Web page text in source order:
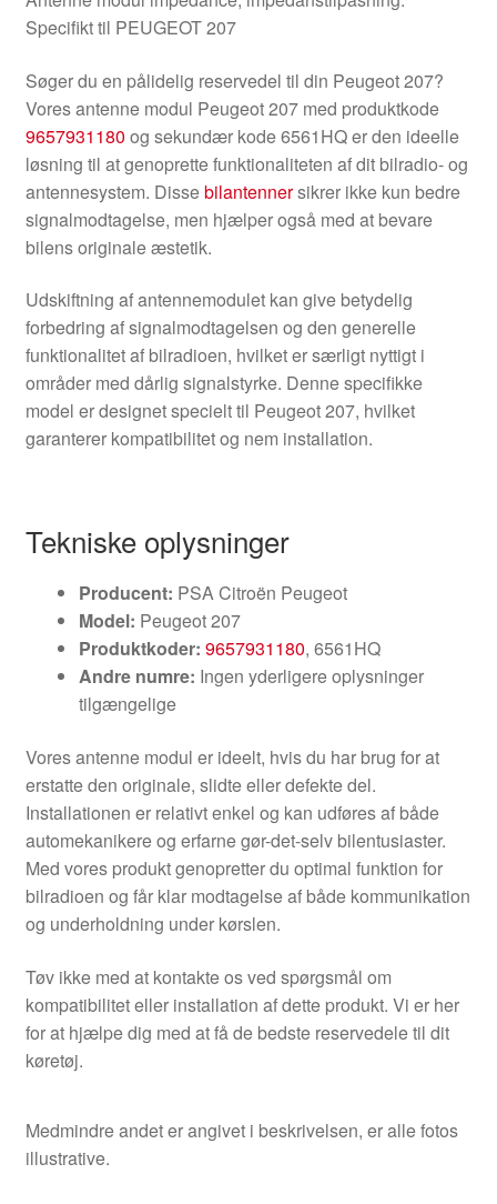
Specifikt til PEUGEOT 207
Søger du en pålidelig reservedel til din Peugeot 207?
Vores antenne modul Peugeot 207 med produktkode
9657931180 og sekundær kode 6561HQ er den ideelle
løsning til at genoprette funktionaliteten af dit bilradio- og
antennesystem. Dissebilantennersikrer ikke kun bedre
signalmodtagelse, men hjælper også med at bevare
bilens originale æstetik.
Udskiftning af antennemodulet kan give betydelig
forbedring af signalmodtagelsen og den generelle
funktionalitet af bilradioen, hvilket er særligt nyttigt i
områder med dårlig signalstyrke. Denne specifikke
model er designet specielt til Peugeot 207, hvilket
garanterer kompatibilitet og nem installation.
Tekniske oplysninger
Producent: PSA Citroën Peugeot
Model: Peugeot 207
Produktkoder: 9657931180, 6561HQ
Andre numre: Ingen yderligere oplysninger
tilgængelige
Vores antenne modul er ideelt, hvis du har brug for at
erstatte den originale, slidte eller defekte del.
Installationen er relativt enkel og kan udføres af både
automekanikere og erfarne gør-det-selv bilentusiaster.
Med vores produkt genopretter du optimal funktion for
bilradioen og får klar modtagelse af både kommunikation
og underholdning under kørslen.
Tøv ikke med at kontakte os ved spørgsmål om
kompatibilitet eller installation af dette produkt. Vi er her
for at hjælpe dig med at få de bedste reservedele til dit
køretøj.
Medmindre andet er angivet i beskrivelsen, er alle fotos
illustrative.